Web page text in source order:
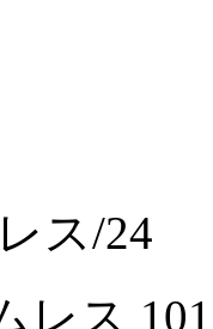
ス/24
レス